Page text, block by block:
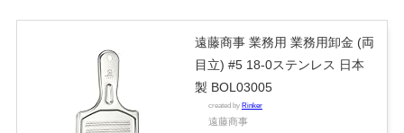
遠藤商事 業務用 業務用卸金 (両
目立) #5 18-0ステンレス 日本
製 BOL03005
created by Rinker
遠藤商事